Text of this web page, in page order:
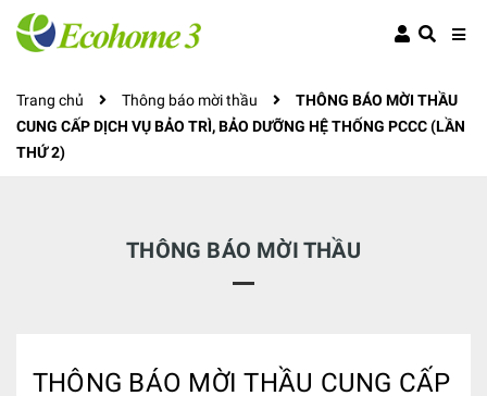
Trang chủ Thông báo mời thầu
THÔNG BÁO MỜI THẦU
CUNG CẤP DỊCH VỤ BẢO TRÌ, BẢO DƯỠNG HỆ THỐNG PCCC (LẦN
THỨ 2)
THÔNG BÁO MỜI THẦU
THÔNG BÁO MỜI THẦU CUNG CẤP